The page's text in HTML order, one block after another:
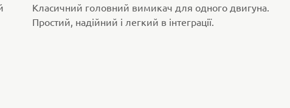
Класичний головний вимикач для одного двигуна.
Простий, надійний і легкий в інтеграції.